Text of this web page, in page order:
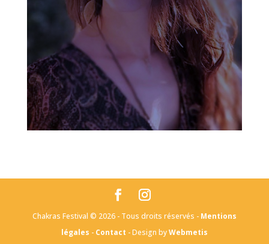
Chakras Festival © 2026 - Tous droits réservés - Mentions
légales - Contact - Design byWebmetis